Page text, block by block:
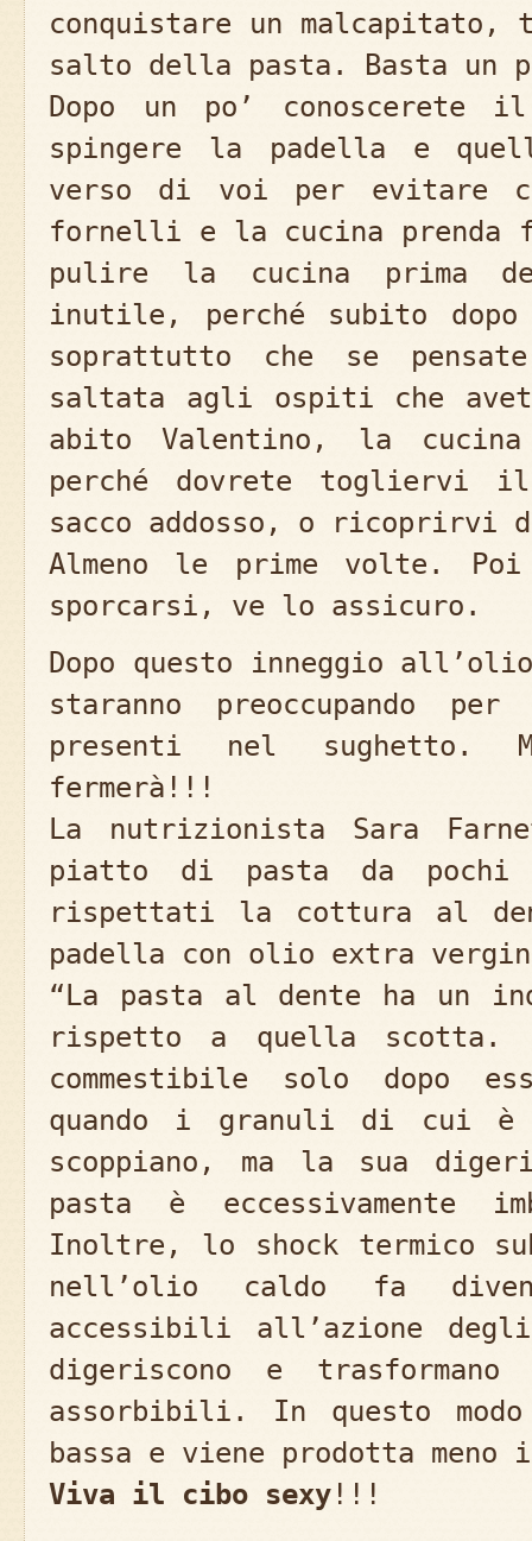
conquistare un
salto della pasta. Basta un
Dopo un po’ conoscerete
spingere la padella e
verso di voi per evitare
fornelli e la cucina prenda
pulire la cucina prima
inutile, perché subito
soprattutto che se
saltata agli ospiti che
abito Valentino, la
perché dovrete togliervi
sacco addosso, o
Almeno le prime volte.
sporcarsi, ve lo assicuro.
Dopo questo inneggio
staranno preoccupando
presenti nel sughetto.
fermerà!!!
La nutrizionista Sara
piatto di pasta da pochi
rispettati la cottura al
padella con olio extra
“La pasta al dente ha un
rispetto a quella scotta.
commestibile solo dopo
quando i granuli di cui è
scoppiano, ma la sua
pasta è eccessivamente
Inoltre, lo shock termico
nell’olio caldo fa
accessibili all’azione
digeriscono e
assorbibili. In questo
bassa e viene prodotta meno
Viva il cibo sexy !!!